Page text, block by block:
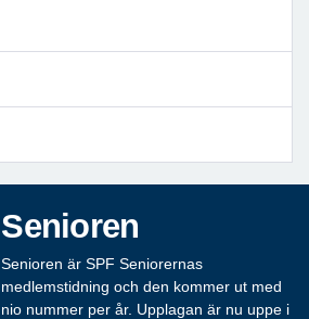
Senioren
Senioren är SPF Seniorernas
medlemstidning och den kommer ut med
nio nummer per år. Upplagan är nu uppe i